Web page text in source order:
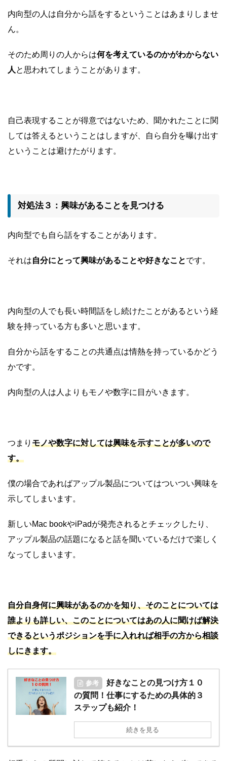
内向型の人は自分から話をするということはあまりしませ
ん。
そのため周りの人からは何を考えているのかがわからない
人 と思われてしまうことがあります。
自己表現することが得意ではないため、聞かれたことに関
しては答えるということはしますが、自ら自分を曝け出す
ということは避けたがります。
対処法３：興味があることを見つける
内向型でも自ら話をすることがあります。
それは自分にとって興味があることや好きなことです。
内向型の人でも長い時間話をし続けたことがあるという経
験を持っている方も多いと思います。
自分から話をすることの共通点は情熱を持っているかどう
かです。
内向型の人は人よりもモノや数字に目がいきます。
つまり モノや数字に対しては興味を示すことが多いので
す。
僕の場合であればアップル製品についてはついつい興味を
示してしまいます。
新しいMac bookやiPadが発売されるとチェックしたり、
アップル製品の話題になると話を聞いているだけで楽しく
なってしまいます。
自分自身何に興味があるのかを知り、そのことについては
誰よりも詳しい、このことについてはあの人に聞けば解決
できるというポジションを手に入れれば相手の方から相談
しにきます。
参考
好きなことの見つけ方１０
の質問！仕事にするための具体的３
ステップも紹介！
続きを見る